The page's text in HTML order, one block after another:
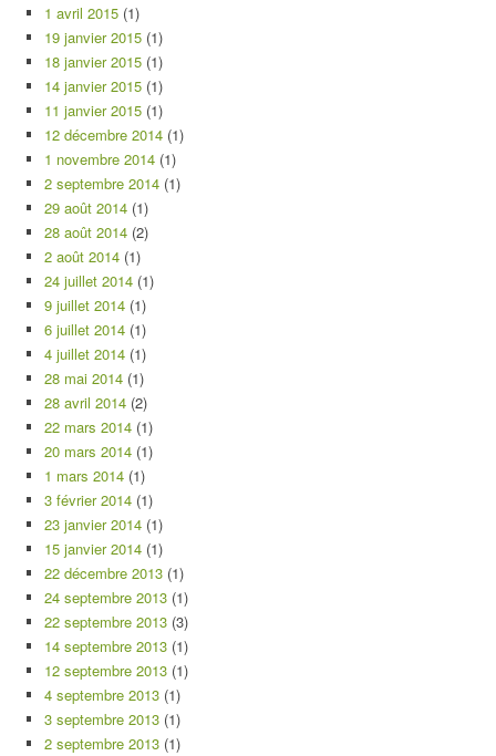
1 avril 2015 (1)
19 janvier 2015 (1)
18 janvier 2015 (1)
14 janvier 2015 (1)
11 janvier 2015 (1)
12 décembre 2014 (1)
1 novembre 2014 (1)
2 septembre 2014 (1)
29 août 2014 (1)
28 août 2014 (2)
2 août 2014 (1)
24 juillet 2014 (1)
9 juillet 2014 (1)
6 juillet 2014 (1)
4 juillet 2014 (1)
28 mai 2014 (1)
28 avril 2014 (2)
22 mars 2014 (1)
20 mars 2014 (1)
1 mars 2014 (1)
3 février 2014 (1)
23 janvier 2014 (1)
15 janvier 2014 (1)
22 décembre 2013 (1)
24 septembre 2013 (1)
22 septembre 2013 (3)
14 septembre 2013 (1)
12 septembre 2013 (1)
4 septembre 2013 (1)
3 septembre 2013 (1)
2 septembre 2013 (1)